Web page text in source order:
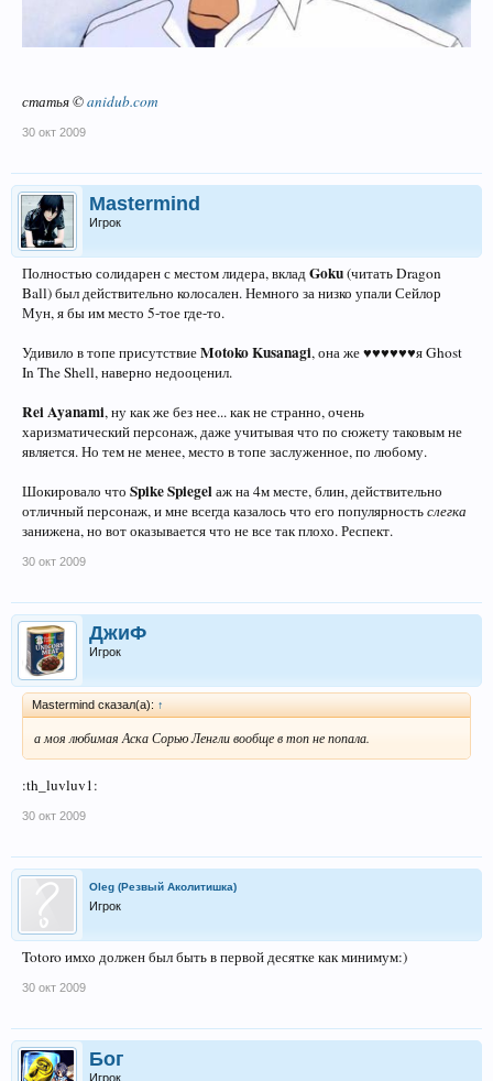
статья ©anidub.com
30 окт 2009
Mastermind
Игрок
Полностью солидарен с местом лидера, вкладGoku(читать Dragon
Ball) был действительно колосален. Немного за низко упали Сейлор
Мун, я бы им место 5-тое где-то.
Удивило в топе присутствиеMotoko Kusanagi, она же ♥♥♥♥♥♥я Ghost
In The Shell, наверно недооценил.
Rei Ayanami, ну как же без нее... как не странно, очень
харизматический персонаж, даже учитывая что по сюжету таковым не
является. Но тем не менее, место в топе заслуженное, по любому.
Шокировало что Spike Spiegelаж на 4м месте, блин, действительно
отличный персонаж, и мне всегда казалось что его популярностьслегка
занижена, но вот оказывается что не все так плохо. Респект.
30 окт 2009
ДжиФ
Игрок
Mastermind сказал(а): ↑
а моя любимая Аска Сорью Ленгли вообще в топ не попала.
:th_luvluv1:
30 окт 2009
Oleg (Резвый Аколитишка)
Игрок
Totoro имхо должен был быть в первой десятке как минимум:)
30 окт 2009
Бог
Игрок